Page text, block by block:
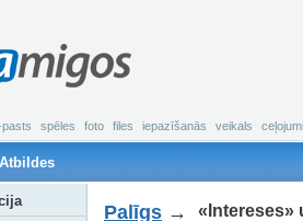
amigos
pasts spēles foto files iepazīšanās veikals ceļojumi
Atbildes
Palīgs → «Intereses»